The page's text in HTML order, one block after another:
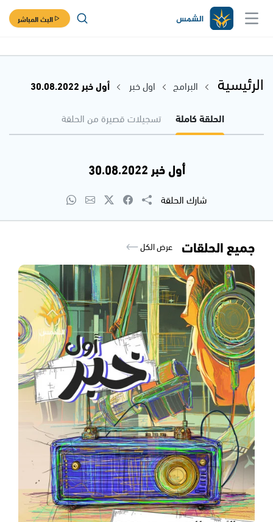
البث المباشر
الرئيسية البرامج اول خبر
أول خبر 30.08.2022
الحلقة كاملة
تسجيلات قصيرة من الحلقة
أول خبر 30.08.2022
شارك الحلقة
جميع الحلقات عرض الكل